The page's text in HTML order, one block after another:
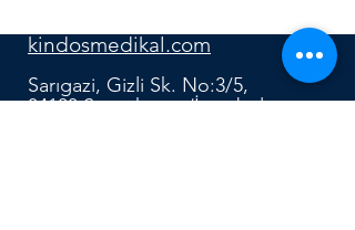
kindosmedikal.com
Sarıgazi, Gizli Sk. No:3/5,
34100 Sancaktepe/İstanbul